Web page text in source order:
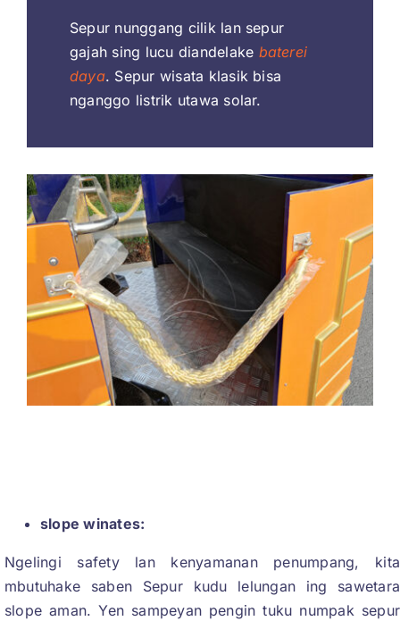
Sepur nunggang cilik lan sepur
gajah sing lucu diandelake baterei
daya. Sepur wisata klasik bisa
nganggo listrik utawa solar.
slope winates:
Ngelingi safety lan kenyamanan penumpang, kita
mbutuhake saben Sepur kudu lelungan ing sawetara
slope aman. Yen sampeyan pengin tuku numpak sepur